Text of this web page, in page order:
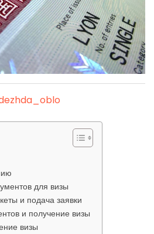
для визы
и подача заявки
и получение визы
визы